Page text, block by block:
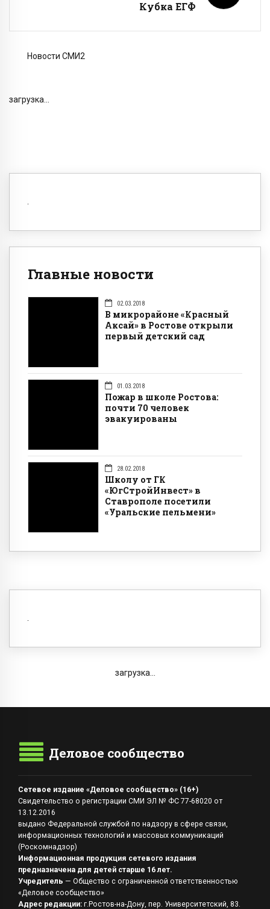
Кубка ЕГФ
Новости СМИ2
загрузка...
Главные новости
02.03.2018
В микрорайоне «Красный
Аксай» в Ростове открыли
первый детский сад
01.03.2018
Пожар в школе Ростова:
почти 70 человек
эвакуированы
28.02.2018
Школу от ГК
«ЮгСтройИнвест» в
Ставрополе посетили
«Уральские пельмени»
загрузка...
Деловое сообщество
Сетевое издание «Деловое сообщество» (16+)
Свидетельство о регистрации СМИ ЭЛ № ФС 77-68020 от
13.12.2016
выдано Федеральной службой по надзору в сфере связи,
информационных технологий и массовых коммуникаций
(Роскомнадзор)
Информационная продукция сетевого издания
предназначена для детей старше 16 лет.
Учредитель — Общество с ограниченной ответственностью
«Деловое сообщество»
Адрес редакции: г.Ростов-на-Дону, пер. Университетский, 83.